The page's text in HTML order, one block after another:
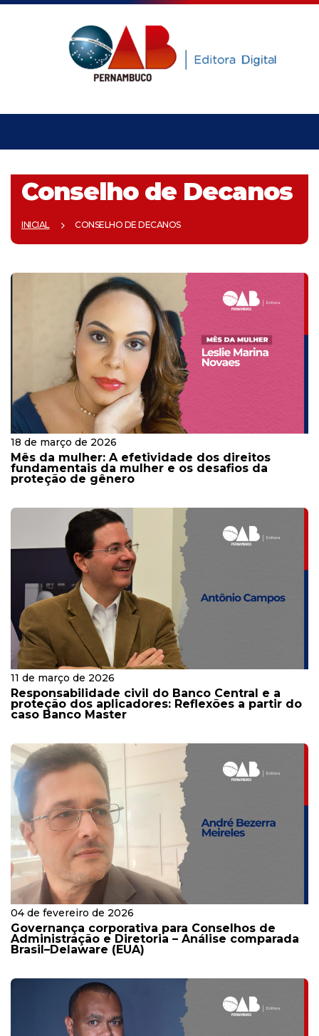
Conselho de Decanos
INICIAL CONSELHO DE DECANOS
18 de março de 2026
Mês da mulher: A efetividade dos direitos
fundamentais da mulher e os desafios da
proteção de gênero
11 de março de 2026
Responsabilidade civil do Banco Central e a
proteção dos aplicadores: Reflexões a partir do
caso Banco Master
04 de fevereiro de 2026
Governança corporativa para Conselhos de
Administração e Diretoria – Análise comparada
Brasil–Delaware (EUA)